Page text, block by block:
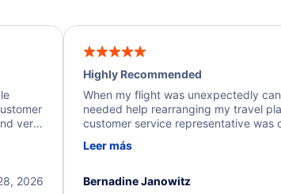
very
steps.
2026
Highly Recommended
When my flight was unexpectedly
needed help rearranging my travel
customer service representative was
process. They quickly found
I truly appreciate the excellent
Leer más
Bernadine Janowitz